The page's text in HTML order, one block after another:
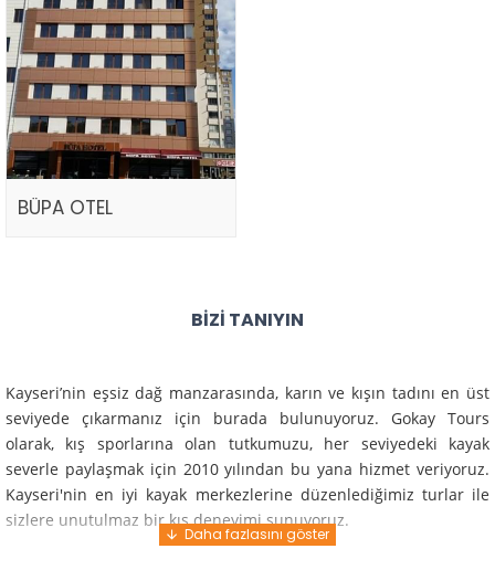
BÜPA OTEL
BIZI TANIYIN
Kayseri’nin eşsiz dağ manzarasında, karın ve kışın tadını en üst
seviyede çıkarmanız için burada bulunuyoruz. Gokay Tours
olarak, kış sporlarına olan tutkumuzu, her seviyedeki kayak
severle paylaşmak için 2010 yılından bu yana hizmet veriyoruz.
Kayseri'nin en iyi kayak merkezlerine düzenlediğimiz turlar ile
sizlere unutulmaz bir kış deneyimi sunuyoruz.